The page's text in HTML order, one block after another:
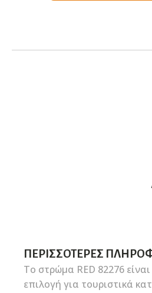
ΠΕΡΙΣΣΌΤΕΡΕΣ
Το στρώμα RED 82276
επιλογή για τουριστικά